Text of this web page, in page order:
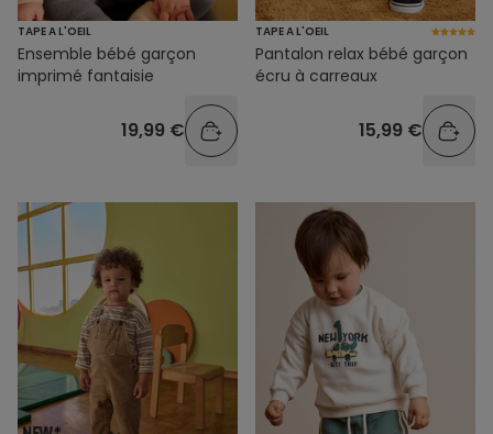
TAPE A L'OEIL
Ensemble bébé garçon
imprimé fantaisie
19,99 €
TAPE A L'OEIL
Pantalon relax bébé garçon
écru à carreaux
15,99 €